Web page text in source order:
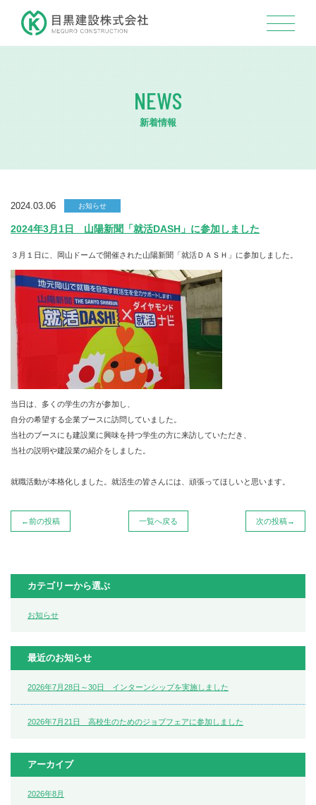
NEWS
新着情報
2024.03.06 お知らせ
2024年3月1日 山陽新聞「就活DASH」に参加しました
３月１日に、岡山ドームで開催された山陽新聞「就活ＤＡＳＨ」に参加しました。
当日は、多くの学生の方が参加し、
自分の希望する企業ブースに訪問していました。
当社のブースにも建設業に興味を持つ学生の方に来訪していただき、
当社の説明や建設業の紹介をしました。
就職活動が本格化しました。就活生の皆さんには、頑張ってほしいと思います。
←前の投稿 一覧へ戻る 次の投稿→
カテゴリーから選ぶ
お知らせ
最近のお知らせ
2026年7月28日～30日 インターンシップを実施しました
2026年7月21日 高校生のためのジョブフェアに参加しました
アーカイブ
2026年8月